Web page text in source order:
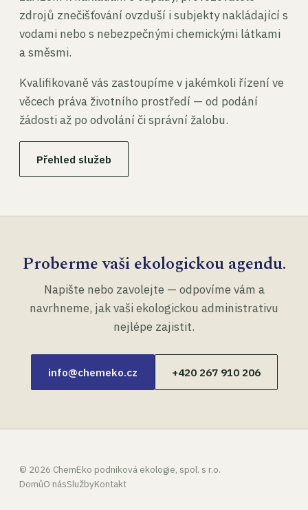
zdrojů znečišťování ovzduší i subjekty nakládající s
vodami nebo s nebezpečnými chemickými látkami
a směsmi.
Kvalifikovaně vás zastoupíme v jakémkoli řízení ve
věcech práva životního prostředí — od podání
žádosti až po odvolání či správní žalobu.
Přehled služeb
Proberme vaši ekologickou agendu.
Napište nebo zavolejte — odpovíme vám a
navrhneme, jak vaši ekologickou administrativu
nejlépe zajistit.
info@chemeko.cz +420 267 910 206
© 2026 ChemEko podniková ekologie, spol. s r.o.
DomůO násSlužbyKontakt